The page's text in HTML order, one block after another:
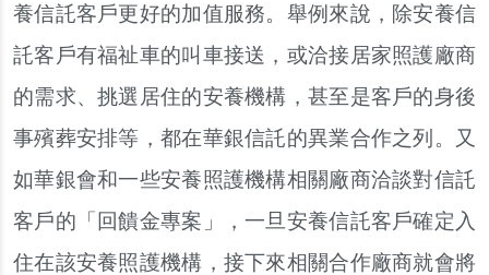
養信託客戶更好的加值服務。舉例來說，除安養信
託客戶有福祉車的叫車接送，或洽接居家照護廠商
的需求、挑選居住的安養機構，甚至是客戶的身後
事殯葬安排等，都在華銀信託的異業合作之列。又
如華銀會和一些安養照護機構相關廠商洽談對信託
客戶的「回饋金專案」，一旦安養信託客戶確定入
住在該安養照護機構，接下來相關合作廠商就會將